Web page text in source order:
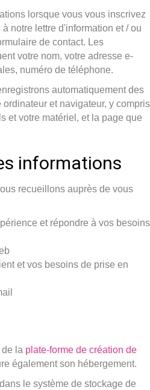
lorsque vous vous inscrivez
notre lettre d'information et / ou
de contact. Les
votre nom, votre adresse e-
numéro de téléphone.
automatiquement des
et navigateur, y compris
et votre matériel, et la page que
informations
recueillons auprès de vous
et répondre à vos besoins
et vos besoins de prise en
la plate-forme de création de
également son hébergement.
le système de stockage de